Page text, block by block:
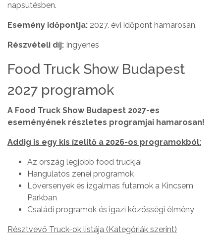
napsütésben.
Esemény időpontja: 2027. évi időpont hamarosan.
Részvételi díj: Ingyenes
Food Truck Show Budapest
2027 programok
A Food Truck Show Budapest 2027-es
eseményének részletes programjai hamarosan!
Addig is egy kis ízelítő a 2026-os programokból:
Az ország legjobb food truckjai
Hangulatos zenei programok
Lóversenyek és izgalmas futamok a Kincsem
Parkban
Családi programok és igazi közösségi élmény
Résztvevő Truck-ok listája (Kategóriák szerint)